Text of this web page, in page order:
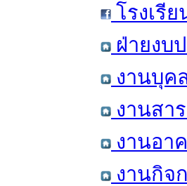
โรงเรี
ฝ่ายงบ
งานบุค
งานสา
งานอา
งานกิจ